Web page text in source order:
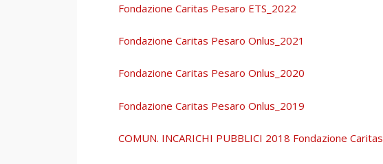
Fondazione Caritas Pesaro ETS_2022
Fondazione Caritas Pesaro Onlus_2021
Fondazione Caritas Pesaro Onlus_2020
Fondazione Caritas Pesaro Onlus_2019
COMUN. INCARICHI PUBBLICI 2018 Fondazione Caritas